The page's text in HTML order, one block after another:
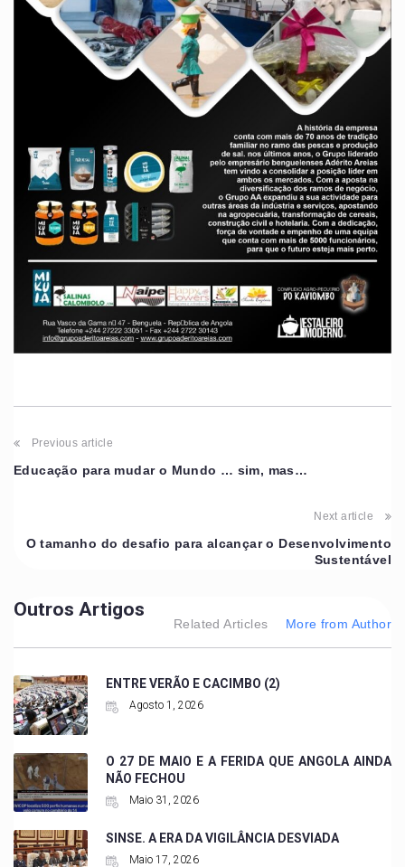
Previous article
Educação para mudar o Mundo … sim, mas…
Next article
O tamanho do desafio para alcançar o Desenvolvimento
Sustentável
Outros Artigos
Related Articles More from Author
ENTRE VERÃO E CACIMBO (2)
Agosto 1, 2026
O 27 DE MAIO E A FERIDA QUE ANGOLA AINDA
NÃO FECHOU
Maio 31, 2026
SINSE. A ERA DA VIGILÂNCIA DESVIADA
Maio 17, 2026